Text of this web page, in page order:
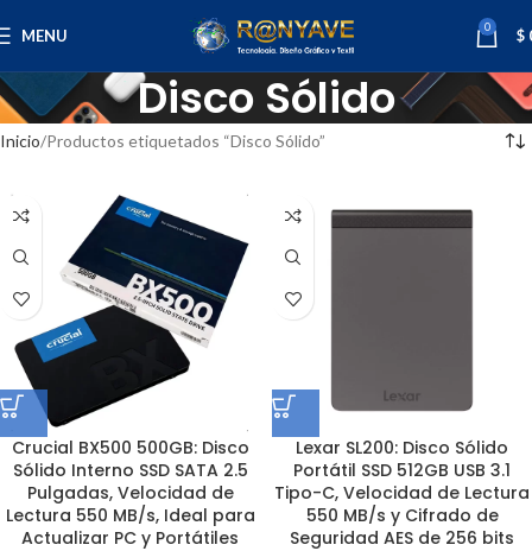
MENU 0 $
Disco Sólido
Inicio Productos etiquetados “Disco Sólido”
Crucial BX500 500GB: Disco
Sólido Interno SSD SATA 2.5
Pulgadas, Velocidad de
Lectura 550 MB/s, Ideal para
Actualizar PC y Portátiles
Lexar SL200: Disco Sólido
Portátil SSD 512GB USB 3.1
Tipo-C, Velocidad de Lectura
550 MB/s y Cifrado de
Seguridad AES de 256 bits